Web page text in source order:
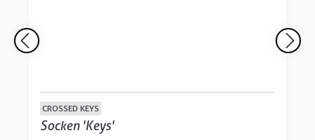
CROSSED KEYS
Socken 'Keys'